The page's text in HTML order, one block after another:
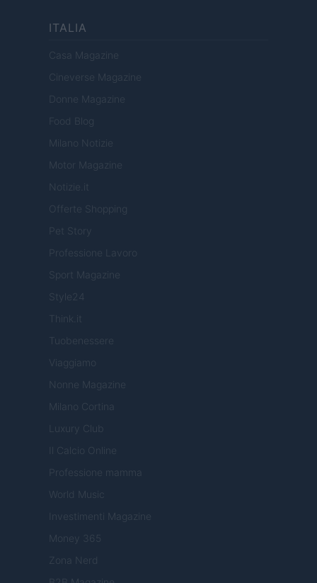
ITALIA
Casa Magazine
Cineverse Magazine
Donne Magazine
Food Blog
Milano Notizie
Motor Magazine
Notizie.it
Offerte Shopping
Pet Story
Professione Lavoro
Sport Magazine
Style24
Think.it
Tuobenessere
Viaggiamo
Nonne Magazine
Milano Cortina
Luxury Club
Il Calcio Online
Professione mamma
World Music
Investimenti Magazine
Money 365
Zona Nerd